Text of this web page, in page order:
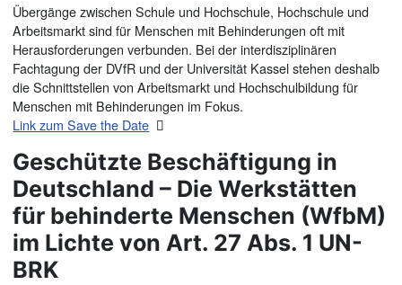
Übergänge zwischen Schule und Hochschule, Hochschule und
Arbeitsmarkt sind für Menschen mit Behinderungen oft mit
Herausforderungen verbunden. Bei der interdisziplinären
Fachtagung der DVfR und der Universität Kassel stehen deshalb
die Schnittstellen von Arbeitsmarkt und Hochschulbildung für
Menschen mit Behinderungen im Fokus.
Link zum Save the Date
Geschützte Beschäftigung in
Deutschland – Die Werkstätten
für behinderte Menschen (WfbM)
im Lichte von Art. 27 Abs. 1 UN-
BRK